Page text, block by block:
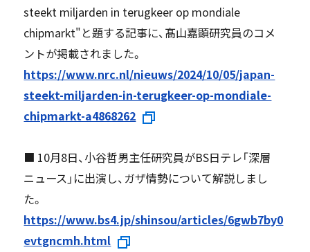
steekt miljarden in terugkeer op mondiale
chipmarkt"と題する記事に、髙山嘉顕研究員のコメ
ントが掲載されました。
https://www.nrc.nl/nieuws/2024/10/05/japan-
steekt-miljarden-in-terugkeer-op-mondiale-
chipmarkt-a4868262
■ 10月8日、小谷哲男主任研究員がBS日テレ「深層
ニュース」に出演し、ガザ情勢について解説しまし
た。
https://www.bs4.jp/shinsou/articles/6gwb7by0
evtgncmh.html